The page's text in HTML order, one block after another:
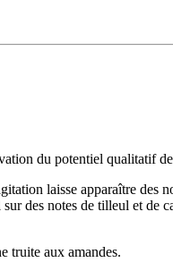
du potentiel qualitatif
laisse apparaître des
notes de tilleul et de
truite aux amandes.